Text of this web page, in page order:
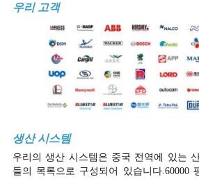
우리 고객
생산 시스템
우리의 생산 시스템은 중국 전역에 있는
들의 목록으로 구성되어 있습니다.60000